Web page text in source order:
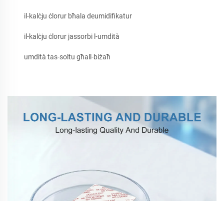
il-kalċju ċlorur bħala deumidifikatur
il-kalċju ċlorur jassorbi l-umdità
umdità tas-soltu għall-biżaħ